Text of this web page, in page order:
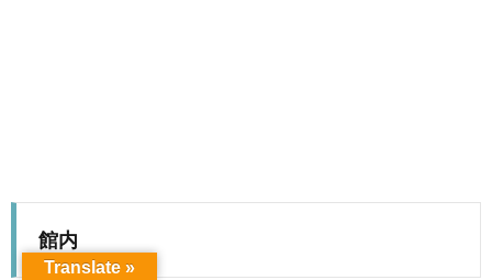
館内
Translate »